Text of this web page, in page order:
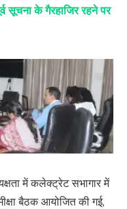
सूचना के गैरहाजिर रहने पर
में कलेक्ट्रेट सभागार में
बैठक आयोजित की गई,